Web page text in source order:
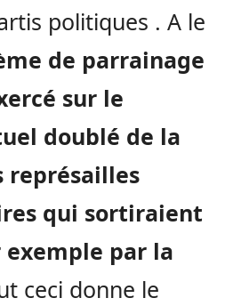
politiques . A le
de parrainage
sur le
doublé de la
représailles
qui sortiraient
exemple par la
ceci donne le